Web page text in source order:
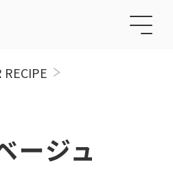
RECIPE
ージュ